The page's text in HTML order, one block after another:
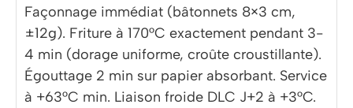
Façonnage immédiat (bâtonnets 8×3 cm,
±12g). Friture à 170°C exactement pendant 3-
4 min (dorage uniforme, croûte croustillante).
Égouttage 2 min sur papier absorbant. Service
à +63°C min. Liaison froide DLC J+2 à +3°C.